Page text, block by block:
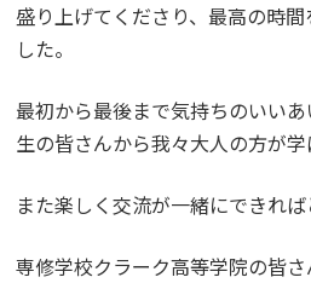
盛り上げてくださり、最高の時
した。
最初から最後まで気持ちのいい
生の皆さんから我々大人の方が学
また楽しく交流が一緒にできれば
専修学校クラーク高等学院の皆